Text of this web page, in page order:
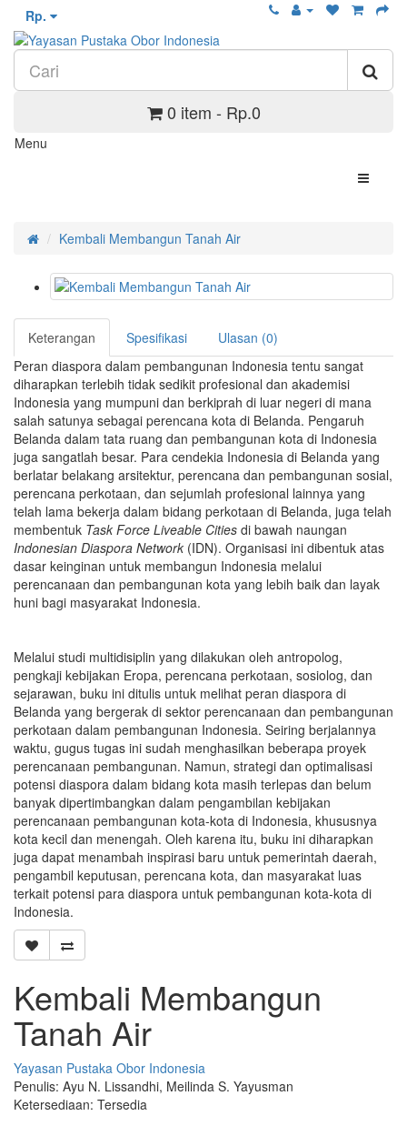
Rp.
0 item - Rp.0
Menu
Kembali Membangun Tanah Air
Keterangan Spesifikasi
Ulasan (0)
Peran diaspora dalam pembangunan Indonesia tentu sangat
diharapkan terlebih tidak sedikit profesional dan akademisi
Indonesia yang mumpuni dan berkiprah di luar negeri di mana
salah satunya sebagai perencana kota di Belanda. Pengaruh
Belanda dalam tata ruang dan pembangunan kota di Indonesia
juga sangatlah besar. Para cendekia Indonesia di Belanda yang
berlatar belakang arsitektur, perencana dan pembangunan sosial,
perencana perkotaan, dan sejumlah profesional lainnya yang
telah lama bekerja dalam bidang perkotaan di Belanda, juga telah
membentuk Task Force Liveable Cities di bawah naungan
Indonesian Diaspora Network (IDN). Organisasi ini dibentuk atas
dasar keinginan untuk membangun Indonesia melalui
perencanaan dan pembangunan kota yang lebih baik dan layak
huni bagi masyarakat Indonesia.
Melalui studi multidisiplin yang dilakukan oleh antropolog,
pengkaji kebijakan Eropa, perencana perkotaan, sosiolog, dan
sejarawan, buku ini ditulis untuk melihat peran diaspora di
Belanda yang bergerak di sektor perencanaan dan pembangunan
perkotaan dalam pembangunan Indonesia. Seiring berjalannya
waktu, gugus tugas ini sudah menghasilkan beberapa proyek
perencanaan pembangunan. Namun, strategi dan optimalisasi
potensi diaspora dalam bidang kota masih terlepas dan belum
banyak dipertimbangkan dalam pengambilan kebijakan
perencanaan pembangunan kota-kota di Indonesia, khususnya
kota kecil dan menengah. Oleh karena itu, buku ini diharapkan
juga dapat menambah inspirasi baru untuk pemerintah daerah,
pengambil keputusan, perencana kota, dan masyarakat luas
terkait potensi para diaspora untuk pembangunan kota-kota di
Indonesia.
Kembali Membangun
Tanah Air
Yayasan Pustaka Obor Indonesia
Penulis: Ayu N. Lissandhi, Meilinda S. Yayusman
Ketersediaan: Tersedia